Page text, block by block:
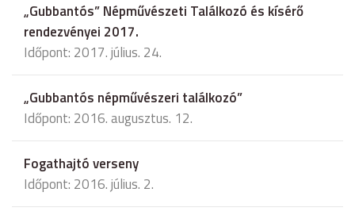
„Gubbantós” Népművészeti Találkozó és kísérő
rendezvényei 2017.
Időpont: 2017. július. 24.
„Gubbantós népművészeri találkozó”
Időpont: 2016. augusztus. 12.
Fogathajtó verseny
Időpont: 2016. július. 2.